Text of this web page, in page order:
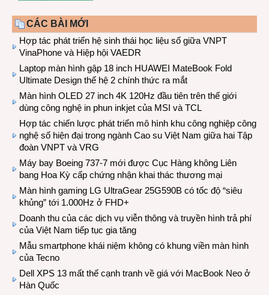
CÁC BÀI MỚI
Hợp tác phát triển hệ sinh thái học liệu số giữa VNPT
VinaPhone và Hiệp hội VAEDR
Laptop màn hình gập 18 inch HUAWEI MateBook Fold
Ultimate Design thế hệ 2 chính thức ra mắt
Màn hình OLED 27 inch 4K 120Hz đầu tiên trên thế giới
dùng công nghệ in phun inkjet của MSI và TCL
Hợp tác chiến lược phát triển mô hình khu công nghiệp công
nghệ số hiện đại trong ngành Cao su Việt Nam giữa hai Tập
đoàn VNPT và VRG
Máy bay Boeing 737-7 mới được Cục Hàng không Liên
bang Hoa Kỳ cấp chứng nhận khai thác thương mại
Màn hình gaming LG UltraGear 25G590B có tốc độ “siêu
khủng” tới 1.000Hz ở FHD+
Doanh thu của các dịch vụ viễn thông và truyền hình trả phí
của Việt Nam tiếp tục gia tăng
Mẫu smartphone khái niệm không có khung viền màn hình
của Tecno
Dell XPS 13 mất thế cạnh tranh về giá với MacBook Neo ở
Hàn Quốc